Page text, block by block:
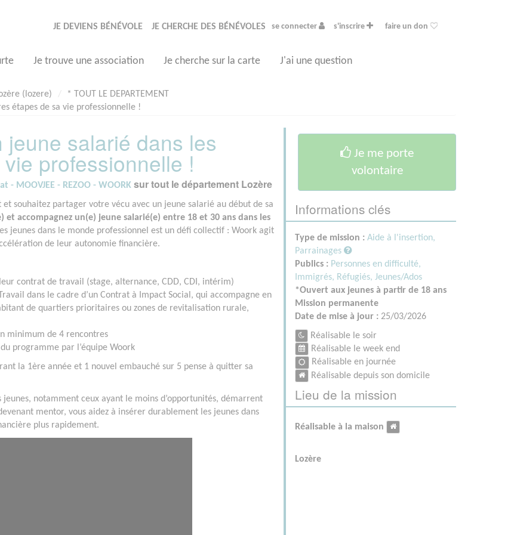
JE DEVIENS BÉNÉVOLE JE CHERCHE DES BÉNÉVOLES se connecter s'inscrire faire un don
Je trouve une association Je cherche sur la carte J'ai une question
(lozere)
* TOUT LE DEPARTEMENT
étapes de sa vie professionnelle !
salarié dans les
professionnelle !
MOOVJEE - REZOO - WOORK sur tout le département Lozère
souhaitez partager votre vécu avec un jeune salarié au début de sa
accompagnez un(e) jeune salarié(e) entre 18 et 30 ans dans les
jeunes dans le monde professionnel est un défi collectif : Woork agit
de leur autonomie financière.
contrat de travail (stage, alternance, CDD, CDI, intérim)
dans le cadre d’un Contrat à Impact Social, qui accompagne en
de quartiers prioritaires ou zones de revitalisation rurale,
minimum de 4 rencontres
programme par l’équipe Woork
la 1ère année et 1 nouvel embauché sur 5 pense à quitter sa
notamment ceux ayant le moins d’opportunités, démarrent
mentor, vous aidez à insérer durablement les jeunes dans
plus rapidement.
Je me porte
volontaire
Informations clés
Type de mission : Aide à l'insertion,
Parrainages
Publics : Personnes en difficulté,
Immigrés, Réfugiés, Jeunes/Ados
*Ouvert aux jeunes à partir de 18 ans
Mission permanente
Date de mise à jour : 25/03/2026
Réalisable le soir
Réalisable le week end
Réalisable en journée
Réalisable depuis son domicile
Lieu de la mission
Réalisable à la maison
Lozère